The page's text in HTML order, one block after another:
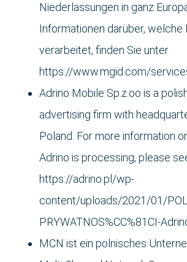
Niederlassungen in ganz
Informationen darüber, welche
verarbeitet, finden Sie unter
https://www.mgid.com/
Adrino Mobile Sp.z.oo is a
advertising firm with
Poland. For more information
Adrino is processing, please
https://adrino.pl/wp-
content/uploads/2021/01/
PRYWATNOS%CC%81CI-
MCN ist ein polnisches